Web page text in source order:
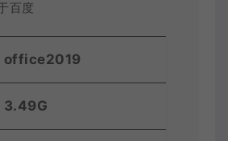
百度
office2019
3.49G